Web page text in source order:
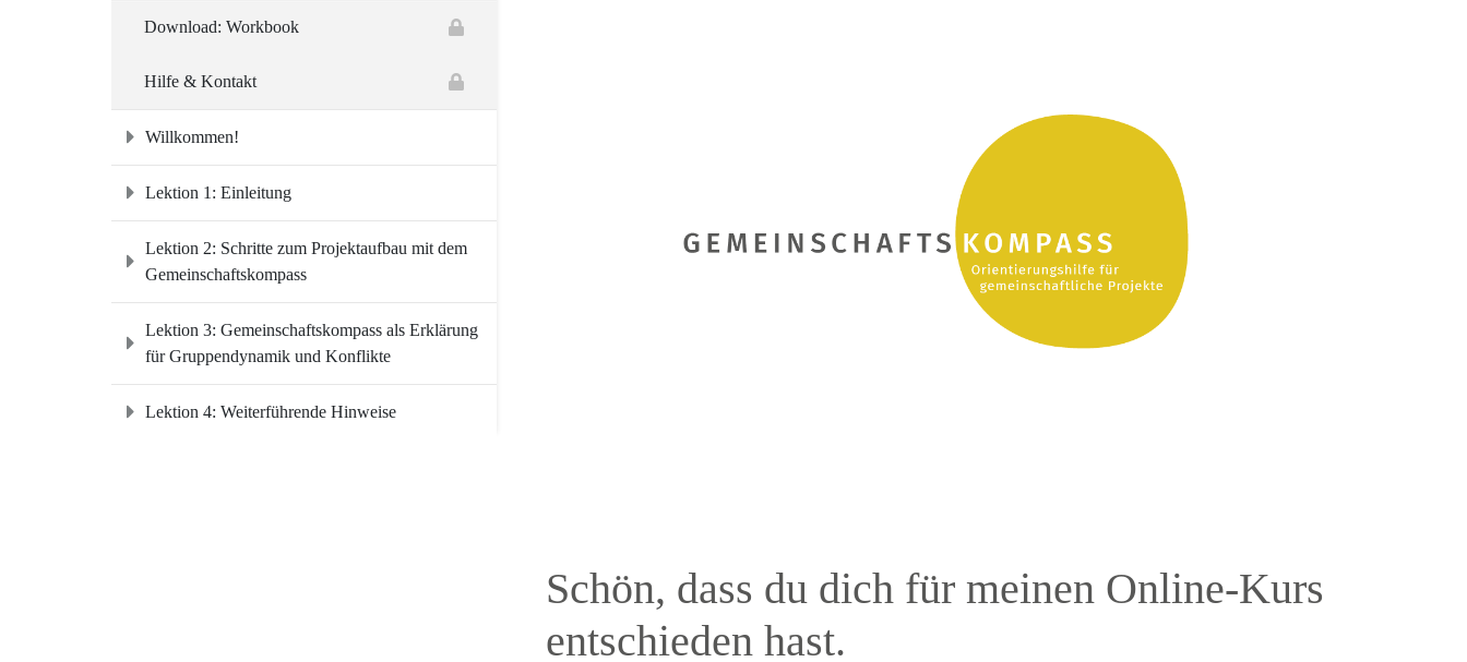
Download: Workbook
Hilfe & Kontakt
Willkommen!
Lektion 1: Einleitung
Lektion 2: Schritte zum Projektaufbau mit dem
Gemeinschaftskompass
Lektion 3: Gemeinschaftskompass als Erklärung
für Gruppendynamik und Konflikte
Lektion 4: Weiterführende Hinweise
Schön, dass du dich für meinen Online-Kurs
entschieden hast.